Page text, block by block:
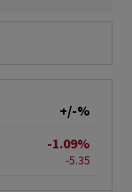
+/-%
-1.09%
-5.35